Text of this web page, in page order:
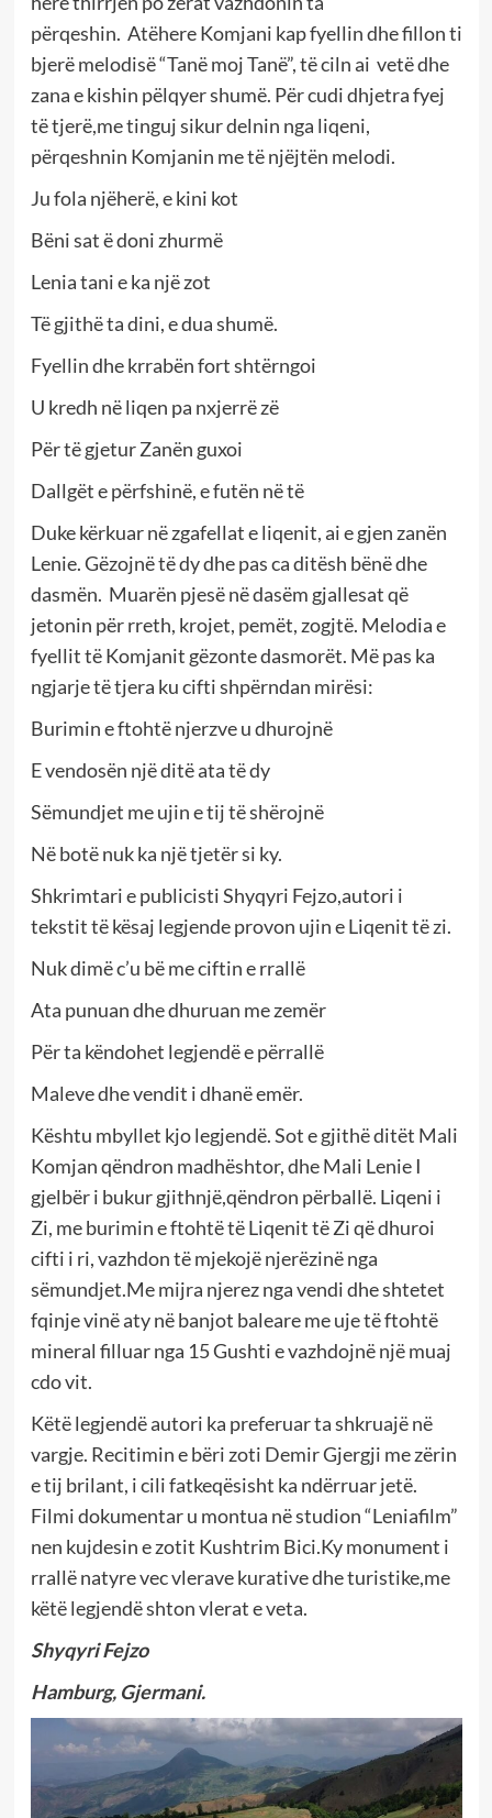
përqeshin. Atëhere Komjani kap fyellin dhe fillon ti
bjerë melodisë “Tanë moj Tanë”, të ciln ai vetë dhe
zana e kishin pëlqyer shumë. Për cudi dhjetra fyej
të tjerë,me tinguj sikur delnin nga liqeni,
përqeshnin Komjanin me të njëjtën melodi.
Ju fola njëherë, e kini kot
Bëni sat ë doni zhurmë
Lenia tani e ka një zot
Të gjithë ta dini, e dua shumë.
Fyellin dhe krrabën fort shtërngoi
U kredh në liqen pa nxjerrë zë
Për të gjetur Zanën guxoi
Dallgët e përfshinë, e futën në të
Duke kërkuar në zgafellat e liqenit, ai e gjen zanën
Lenie. Gëzojnë të dy dhe pas ca ditësh bënë dhe
dasmën. Muarën pjesë në dasëm gjallesat që
jetonin për rreth, krojet, pemët, zogjtë. Melodia e
fyellit të Komjanit gëzonte dasmorët. Më pas ka
ngjarje të tjera ku cifti shpërndan mirësi:
Burimin e ftohtë njerzve u dhurojnë
E vendosën një ditë ata të dy
Sëmundjet me ujin e tij të shërojnë
Në botë nuk ka një tjetër si ky.
Shkrimtari e publicisti Shyqyri Fejzo,autori i
tekstit të kësaj legjende provon ujin e Liqenit të zi.
Nuk dimë c’u bë me ciftin e rrallë
Ata punuan dhe dhuruan me zemër
Për ta këndohet legjendë e përrallë
Maleve dhe vendit i dhanë emër.
Kështu mbyllet kjo legjendë. Sot e gjithë ditët Mali
Komjan qëndron madhështor, dhe Mali Lenie I
gjelbër i bukur gjithnjë,qëndron përballë. Liqeni i
Zi, me burimin e ftohtë të Liqenit të Zi që dhuroi
cifti i ri, vazhdon të mjekojë njerëzinë nga
sëmundjet.Me mijra njerez nga vendi dhe shtetet
fqinje vinë aty në banjot baleare me uje të ftohtë
mineral filluar nga 15 Gushti e vazhdojnë një muaj
cdo vit.
Këtë legjendë autori ka preferuar ta shkruajë në
vargje. Recitimin e bëri zoti Demir Gjergji me zërin
e tij brilant, i cili fatkeqësisht ka ndërruar jetë.
Filmi dokumentar u montua në studion “Leniafilm”
nen kujdesin e zotit Kushtrim Bici.Ky monument i
rrallë natyre vec vlerave kurative dhe turistike,me
këtë legjendë shton vlerat e veta.
Shyqyri Fejzo
Hamburg, Gjermani.